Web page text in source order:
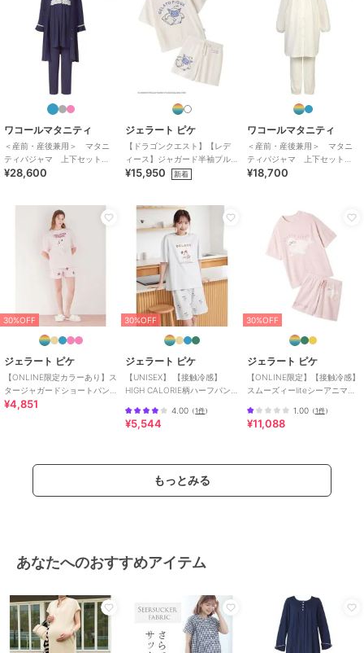
ワコールマタニティ
＜産前・産後兼用＞ マタニ
ティパジャマ 上下セット
（ＭＦＶ７７８）
¥28,600
ジェラート ピケ
【ドラゴンクエスト】【レデ
ィース】ジャガード半袖プル
オーバー&ショートパンツセッ
¥15,950 新着
ワコールマタニティ
＜産前・産後兼用＞ マタニ
ティパジャマ 上下セット
（ＭＦＷ４１３）
¥18,700
30%OFF
ジェラート ピケ
【ONLINE限定カラーあり】ス
タージャガードショートパン
ツ
¥4,851
30%OFF
ジェラート ピケ
【UNISEX】 【接触冷感】
HIGH CALORIE柄ハーフパン
4.00 （1件）
¥5,544
30%OFF
ジェラート ピケ
【ONLINE限定】【接触冷感】
スムーズィーliteシーアニマル
ートパンツセット
1.00（1件）
¥11,088
もっとみる
あなたへのおすすめアイテム